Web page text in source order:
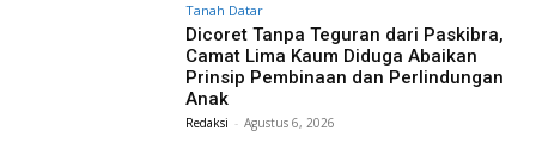
Tanah Datar
Dicoret Tanpa Teguran dari Paskibra,
Camat Lima Kaum Diduga Abaikan
Prinsip Pembinaan dan Perlindungan
Anak
Redaksi - Agustus 6, 2026